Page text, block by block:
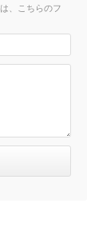
、こちらのフ